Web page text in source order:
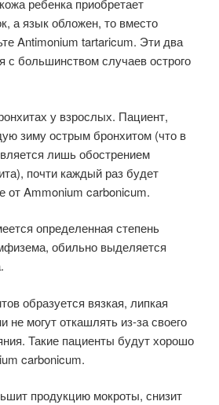
ребенка приобретает
а язык обложен, то вместо
Antimonium tartaricum. Эти два
с большинством случаев острого
у взрослых. Пациент,
зиму острым бронхитом (что в
лишь обостре­нием
почти каждый раз будет
от Ammonium carbonicum.
определенная степень
обильно выделяется
образуется вязкая, липкая
не могут откашлять из-за своего
Такие пациенты бу­дут хорошо
carbonicum.
продукцию мокроты, снизит